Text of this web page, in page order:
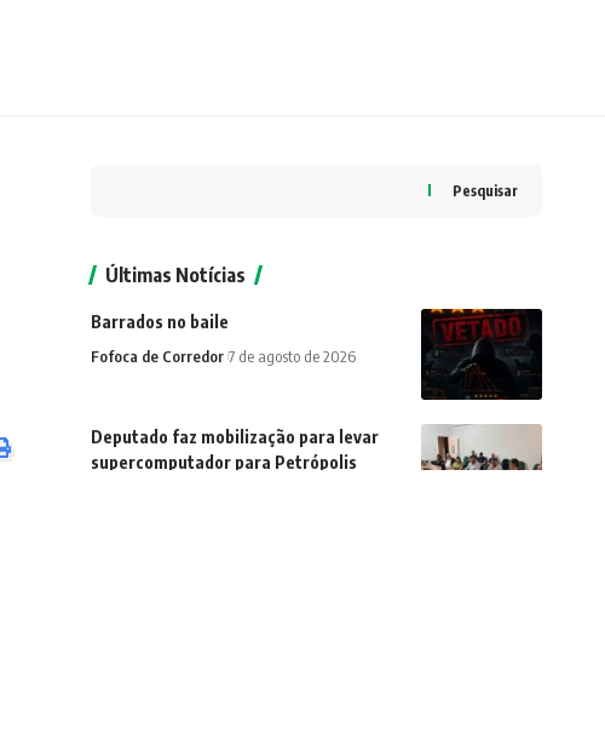
Pesquisar
Últimas Notícias
Barrados no baile
Fofoca de Corredor 7 de agosto de 2026
Deputado faz mobilização para levar
supercomputador para Petrópolis